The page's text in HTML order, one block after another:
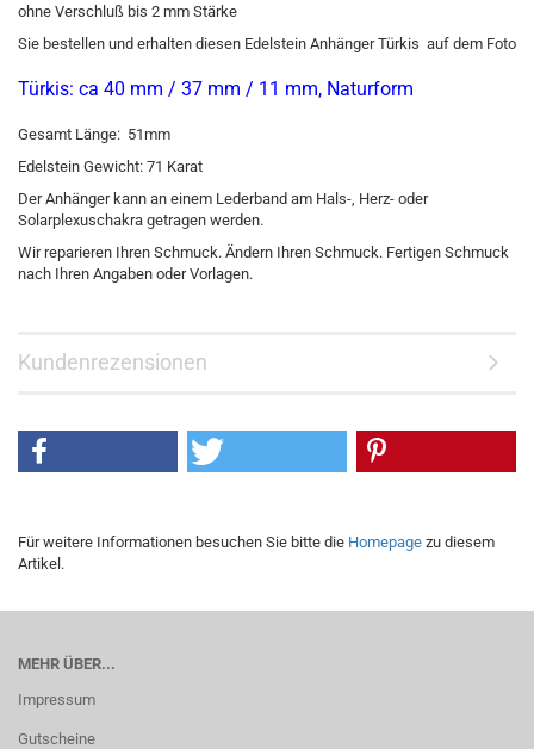
ohne Verschluß bis 2 mm Stärke
Sie bestellen und erhalten diesen Edelstein Anhänger Türkis auf dem Foto
Türkis: ca 40 mm / 37 mm / 11 mm, Naturform
Gesamt Länge: 51mm
Edelstein Gewicht: 71 Karat
Der Anhänger kann an einem Lederband am Hals-, Herz- oder
Solarplexuschakra getragen werden.
Wir reparieren Ihren Schmuck. Ändern Ihren Schmuck. Fertigen Schmuck
nach Ihren Angaben oder Vorlagen.
Kundenrezensionen
Für weitere Informationen besuchen Sie bitte die Homepage zu diesem
Artikel.
MEHR ÜBER...
Impressum
Gutscheine